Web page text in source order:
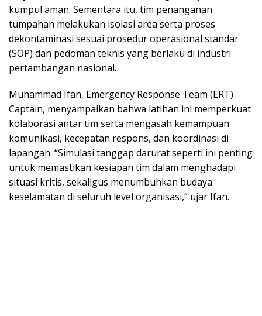
kumpul aman. Sementara itu, tim penanganan
tumpahan melakukan isolasi area serta proses
dekontaminasi sesuai prosedur operasional standar
(SOP) dan pedoman teknis yang berlaku di industri
pertambangan nasional.
Muhammad Ifan, Emergency Response Team (ERT)
Captain, menyampaikan bahwa latihan ini memperkuat
kolaborasi antar tim serta mengasah kemampuan
komunikasi, kecepatan respons, dan koordinasi di
lapangan. “Simulasi tanggap darurat seperti ini penting
untuk memastikan kesiapan tim dalam menghadapi
situasi kritis, sekaligus menumbuhkan budaya
keselamatan di seluruh level organisasi,” ujar Ifan.